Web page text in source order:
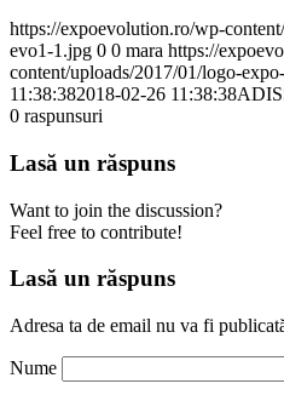
https://expoevolution.ro/wp-
evo1-1.jpg 0 0 mara https://
content/uploads/2017/01/logo-
11:38:382018-02-26 11:38:38
0 raspunsuri
Lasă un răspuns
Want to join the discussion?
Feel free to contribute!
Lasă un răspuns
Adresa ta de email nu va fi
Nume